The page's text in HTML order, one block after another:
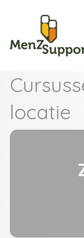
locatie